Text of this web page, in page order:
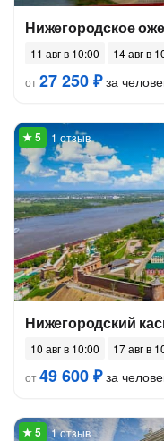
Нижегородское
11 авг в 10:00
14 авг в
от27 250 ₽за
1 отзыв
Нижегородский
10 авг в 10:00
17 авг в
от49 600 ₽за
1 отзыв